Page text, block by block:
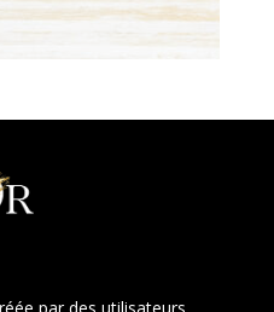
par des utilisateurs